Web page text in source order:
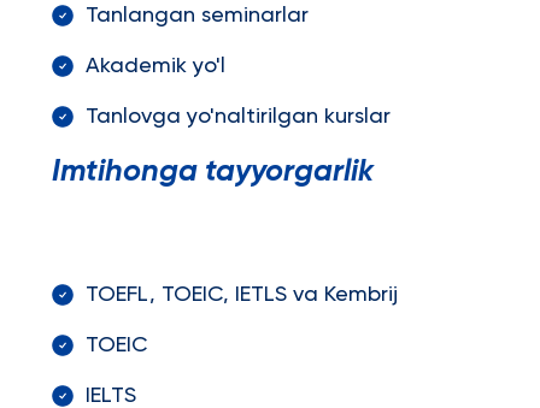
Tanlangan seminarlar
Akademik yo'l
Tanlovga yo'naltirilgan kurslar
Imtihonga tayyorgarlik
TOEFL, TOEIC, IETLS va Kembrij
TOEIC
IELTS